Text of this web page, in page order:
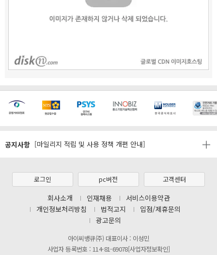
공지사항
[2026년 8월 신용카드 무이자 행사 안내]
제31기 정기주주총회 소집통지서
[2026년 8월 신용카드 무이자 행사 안내]
[마일리지 적립 및 사용 정책 개편 안내]
로그인 pc버전 고객센터
회사소개 인재채용
서비스이용약관
개인정보처리방침
법적고지
입점/제휴문의
광고문의
아이씨뱅큐(주) 대표이사 : 이성민
사업자 등록번호 : 114-81-69078[사업자정보확인]